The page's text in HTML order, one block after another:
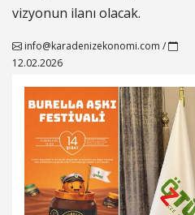
vizyonun ilanı olacak.
info@karadenizekonomi.com /
12.02.2026